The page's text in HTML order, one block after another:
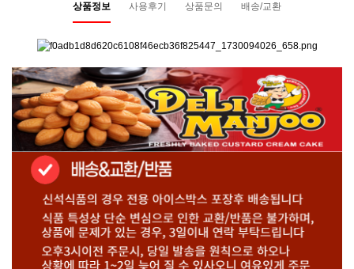
상품정보 사용후기 상품문의 배송/교환